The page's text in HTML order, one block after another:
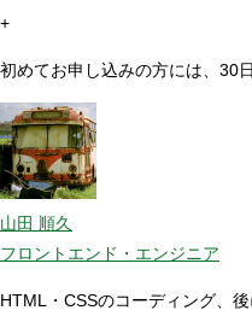
+
初めてお申し込みの方には、30
山田 順久
フロントエンド・エンジニア
HTML・CSSのコーディング、